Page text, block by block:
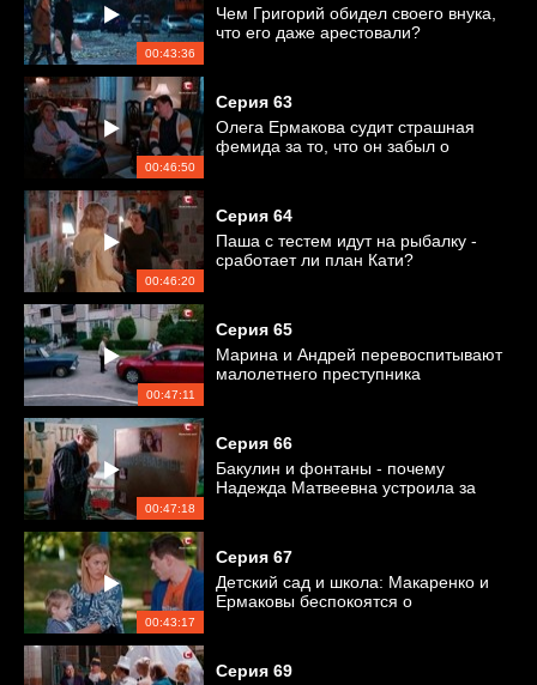
00:43:36
Чем Григорий обидел своего внука,
что его даже арестовали?
00:46:50
Серия 63
Олега Ермакова судит страшная
фемида за то, что он забыл о
00:46:20
Серия 64
Паша с тестем идут на рыбалку -
сработает ли план Кати?
00:47:11
Серия 65
Марина и Андрей перевоспитывают
малолетнего преступника
00:47:18
Серия 66
Бакулин и фонтаны - почему
Надежда Матвеевна устроила за
00:43:17
Серия 67
Детский сад и школа: Макаренко и
Ермаковы беспокоятся о
Серия 69